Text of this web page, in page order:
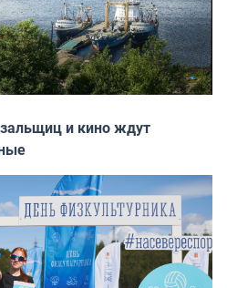
и кино ждут